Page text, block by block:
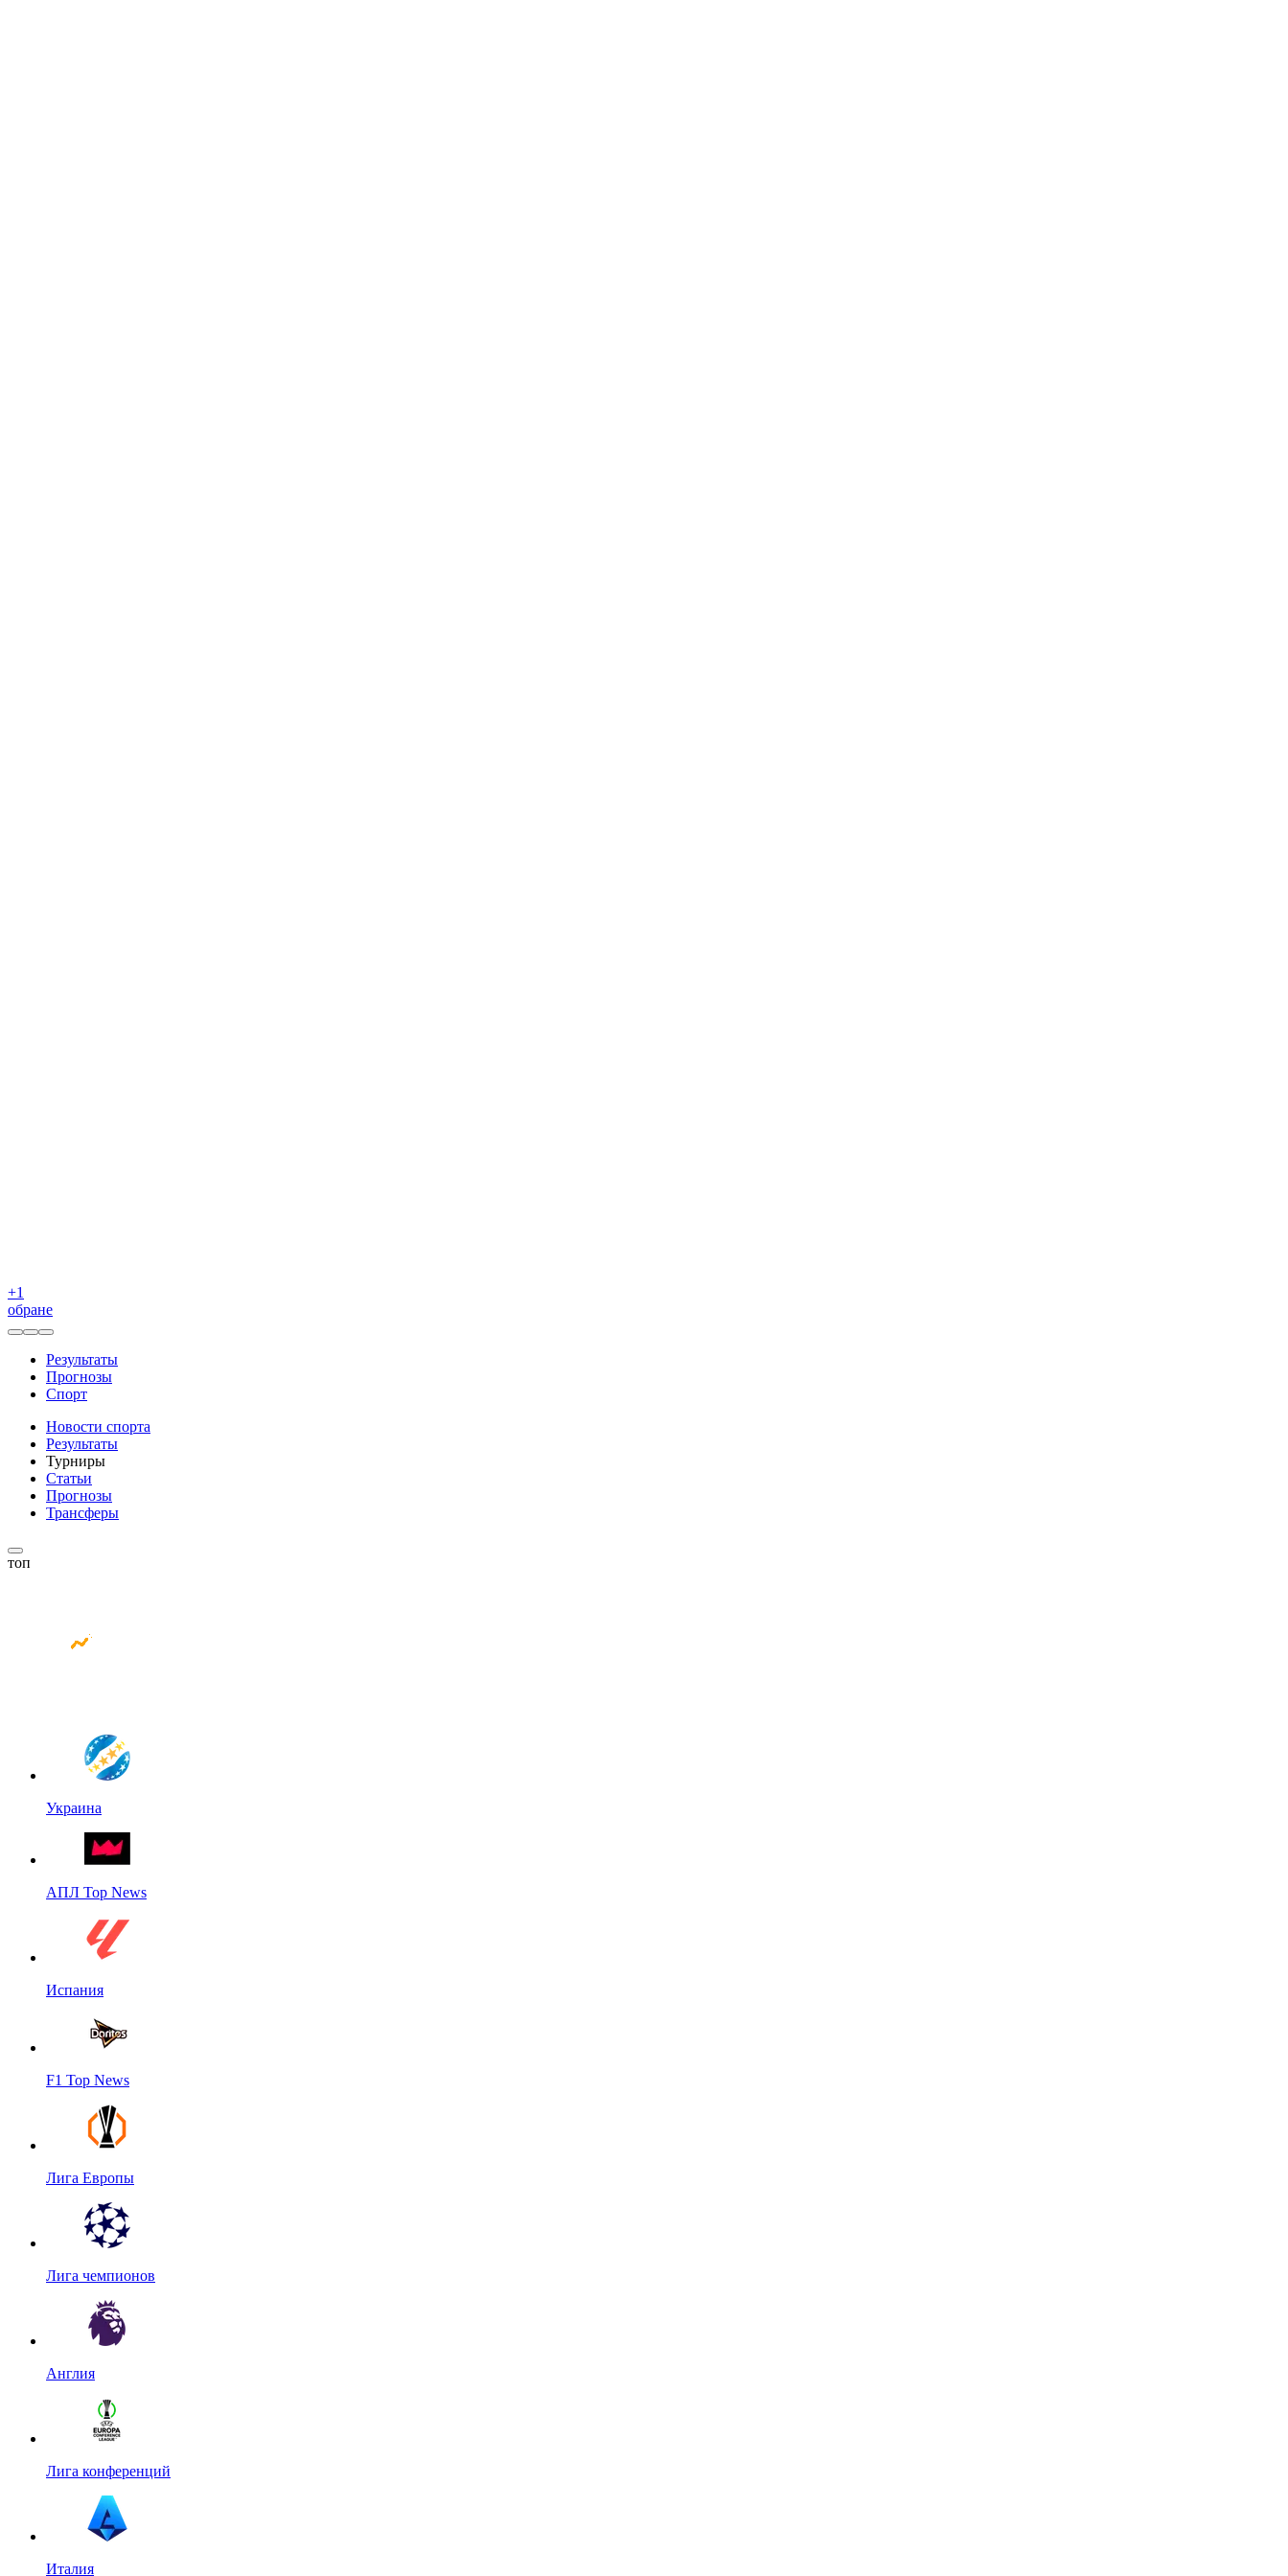
+1
обране
Результаты
Прогнозы
Спорт
Новости спорта
Результаты
Турниры
Статьи
Прогнозы
Трансферы
топ
Украина
АПЛ Top News
Испания
F1 Top News
Лига Европы
Лига чемпионов
Англия
Лига конференций
Италия